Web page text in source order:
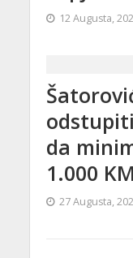
12 Augusta,
da
1.000 KM
27 Augusta,